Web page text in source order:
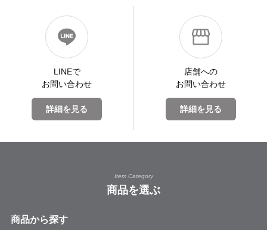
LINEで
お問い合わせ
詳細を見る
店舗への
お問い合わせ
詳細を見る
Item Category
商品を選ぶ
商品から探す